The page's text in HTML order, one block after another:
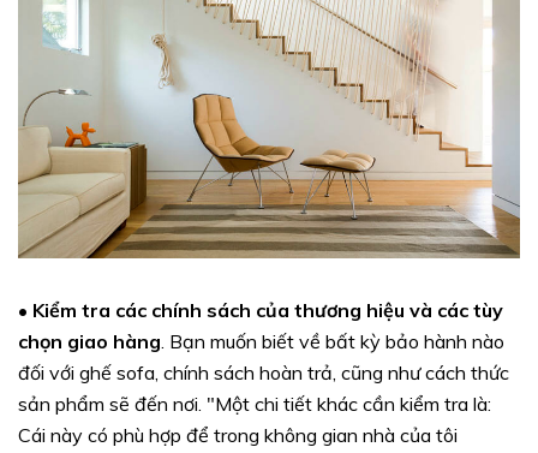
• Kiểm tra các chính sách của thương hiệu và các tùy
chọn giao hàng. Bạn muốn biết về bất kỳ bảo hành nào
đối với ghế sofa, chính sách hoàn trả, cũng như cách thức
sản phẩm sẽ đến nơi. "Một chi tiết khác cần kiểm tra là:
Cái này có phù hợp để trong không gian nhà của tôi